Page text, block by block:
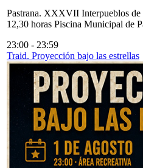
Pastrana. XXXVII Interpueblos de
12,30 horas Piscina Municipal de
23:00 - 23:59
Traid. Proyección bajo las estrellas